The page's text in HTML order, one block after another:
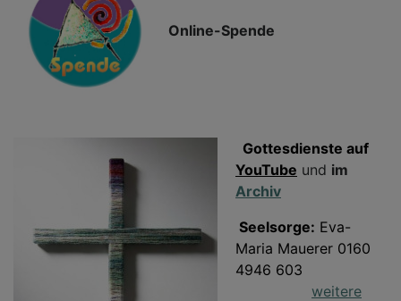
Online-Spende
Gottesdienste auf
YouTube und im
Archiv
Seelsorge: Eva-
Maria Mauerer 0160
4946 603
weitere